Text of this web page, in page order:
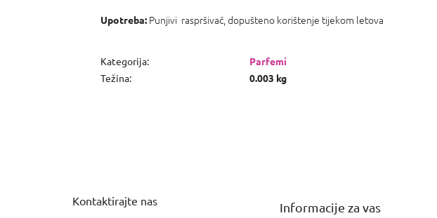
Upotreba: Punjivi raspršivač, dopušteno korištenje tijekom letova
Kategorija:
Parfemi
Težina: 0.003 kg
Kontaktirajte nas Informacije za vas